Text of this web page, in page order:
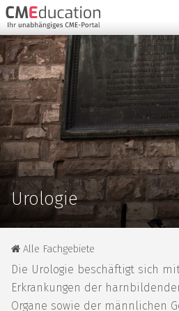
Urologie
Alle Fachgebiete
Die Urologie beschäftigt sich
Erkrankungen der
Organe sowie der männlichen